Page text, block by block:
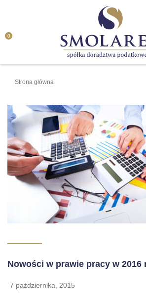
0
Strona główna
Nowości w prawie pracy w 2016
7 października, 2015